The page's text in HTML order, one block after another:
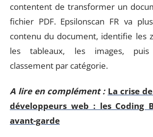
contentent de transformer un
fichier PDF. Epsilonscan FR va
contenu du document, identifie les
les tableaux, les images,
classement par catégorie.
A lire en complément : La crise
développeurs web : les Coding
avant-garde